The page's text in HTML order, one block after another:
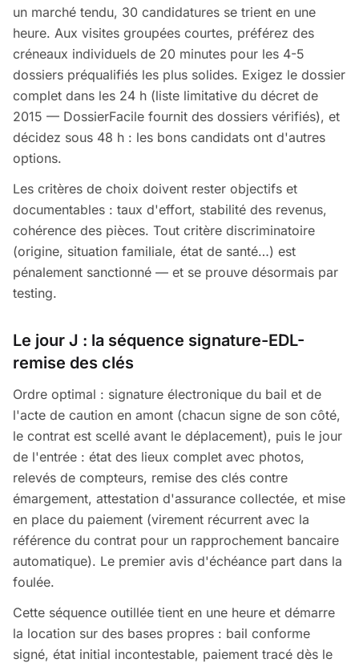
un marché tendu, 30 candidatures se trient en une
heure. Aux visites groupées courtes, préférez des
créneaux individuels de 20 minutes pour les 4-5
dossiers préqualifiés les plus solides. Exigez le dossier
complet dans les 24 h (liste limitative du décret de
2015 — DossierFacile fournit des dossiers vérifiés), et
décidez sous 48 h : les bons candidats ont d'autres
options.
Les critères de choix doivent rester objectifs et
documentables : taux d'effort, stabilité des revenus,
cohérence des pièces. Tout critère discriminatoire
(origine, situation familiale, état de santé…) est
pénalement sanctionné — et se prouve désormais par
testing.
Le jour J : la séquence signature-EDL-
remise des clés
Ordre optimal : signature électronique du bail et de
l'acte de caution en amont (chacun signe de son côté,
le contrat est scellé avant le déplacement), puis le jour
de l'entrée : état des lieux complet avec photos,
relevés de compteurs, remise des clés contre
émargement, attestation d'assurance collectée, et mise
en place du paiement (virement récurrent avec la
référence du contrat pour un rapprochement bancaire
automatique). Le premier avis d'échéance part dans la
foulée.
Cette séquence outillée tient en une heure et démarre
la location sur des bases propres : bail conforme
signé, état initial incontestable, paiement tracé dès le